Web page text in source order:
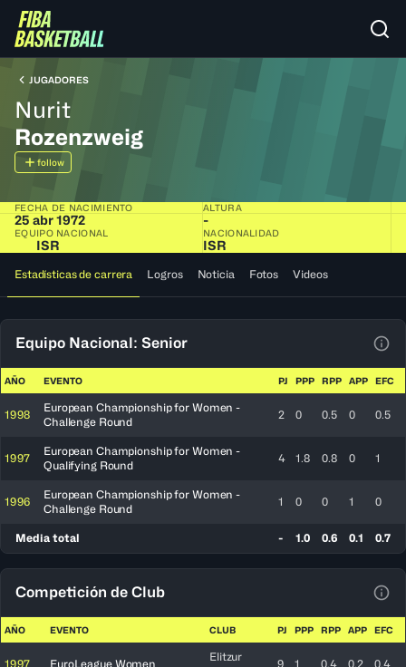
JUGADORES
Nurit
Rozenzweig
follow
FECHA DE NACIMIENTO
25 abr 1972
ALTURA
-
EQUIPO NACIONAL
ISR
NACIONALIDAD
ISR
Estadísticas de carrera Logros Noticia Fotos Videos
Equipo Nacional: Senior
AÑO EVENTO PJ PPP RPP APP EFC
1998
European Championship for Women -
Challenge Round
2 0 0.5 0 0.5
1997
European Championship for Women -
Qualifying Round
4 1.8 0.8 0 1
1996
European Championship for Women -
Challenge Round
1 0 0 1 0
Media total - 1.0 0.6 0.1 0.7
Competición de Club
AÑO EVENTO CLUB PJ PPP RPP APP EFC
1997 EuroLeague Women
Elitzur
9 1 0.4 0.2 0.4